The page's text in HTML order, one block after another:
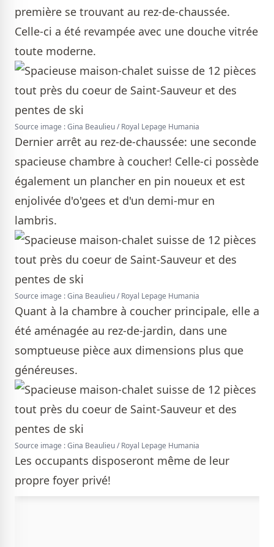
première se trouvant au rez-de-chaussée.
Celle-ci a été revampée avec une douche vitrée
toute moderne.
Source image : Gina Beaulieu / Royal Lepage Humania
Dernier arrêt au rez-de-chaussée: une seconde
spacieuse chambre à coucher! Celle-ci possède
également un plancher en pin noueux et est
enjolivée d'o'gees et d'un demi-mur en
lambris.
Source image : Gina Beaulieu / Royal Lepage Humania
Quant à la chambre à coucher principale, elle a
été aménagée au rez-de-jardin, dans une
somptueuse pièce aux dimensions plus que
généreuses.
Source image : Gina Beaulieu / Royal Lepage Humania
Les occupants disposeront même de leur
propre foyer privé!